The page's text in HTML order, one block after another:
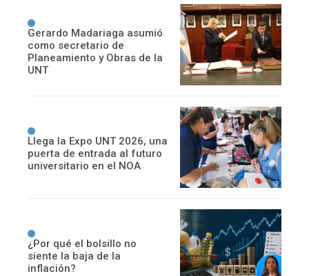
Gerardo Madariaga asumió
como secretario de
Planeamiento y Obras de la
UNT
Llega la Expo UNT 2026, una
puerta de entrada al futuro
universitario en el NOA
¿Por qué el bolsillo no
siente la baja de la
inflación?